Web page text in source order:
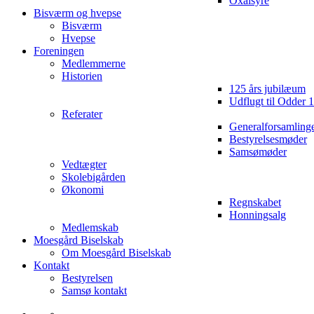
Bisværm og hvepse
Bisværm
Hvepse
Foreningen
Medlemmerne
Historien
125 års jubilæum
Udflugt til Odder
Referater
Bestyrelsesmøder
Samsømøder
Vedtægter
Skolebigården
Økonomi
Regnskabet
Honningsalg
Medlemskab
Moesgård Biselskab
Om Moesgård Biselskab
Kontakt
Bestyrelsen
Samsø kontakt